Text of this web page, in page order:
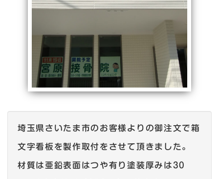
埼玉県さいたま市のお客様よりの御注文で箱
文字看板を製作取付をさせて頂きました。
材質は亜鉛表面はつや有り塗装厚みは30